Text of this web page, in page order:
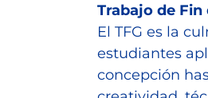
Trabajo de Fin
El TFG es la
estudiantes
concepción